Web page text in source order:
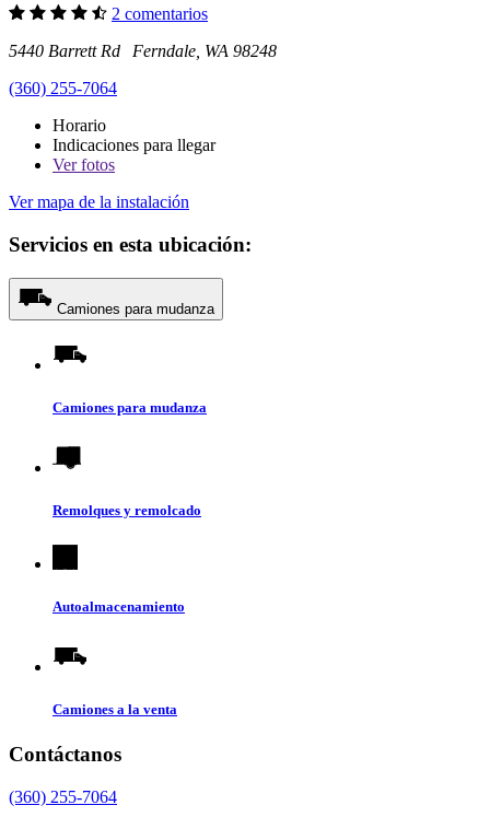
2 comentarios
5440 Barrett Rd Ferndale, WA 98248
(360) 255-7064
Horario
Indicaciones para llegar
Verfotos
Ver mapa de la instalación
Servicios en esta ubicación:
Camiones para mudanza
Camiones para mudanza
Remolques y remolcado
Autoalmacenamiento
Camiones a la venta
Contáctanos
(360) 255-7064